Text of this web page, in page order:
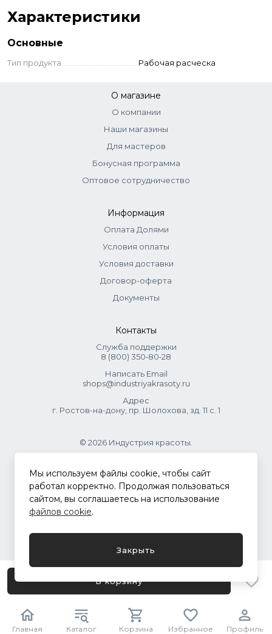
Главная Каталог Корзина Избранное Профиль
В корзину
Характеристики
Основные
Тип продукта Рабочая расческа
О магазине
О компании
Наши магазины
Для мастеров
Бонусная программа
Оптовое сотрудничество
Информация
Оплата Долями
Условия оплаты
Условия доставки
Договор-оферта
Документы
Контакты
Служба поддержки
8 (800) 350‑80‑28
Написать Email
shops@industriyakrasoty.ru
Адрес
г. Ростов-на-дону, пр. Шолохова, зд. 11 с. 1
© 2026 Индустрия красоты.
.
Политика конфиденциальности
Мы используем файлы cookie, чтобы сайт
работал корректно. Продолжая пользоваться
сайтом, вы соглашаетесь на использование
файлов cookie.
Закрыть